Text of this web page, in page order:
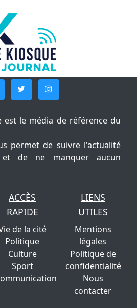
est le média de référence du
permet de suivre l'actualité
de ne manquer aucun
ACCÈS
RAPIDE
de la cité
Politique
Culture
Sport
LIENS
UTILES
Mentions
légales
Politique de
confidentialité
Nous
contacter